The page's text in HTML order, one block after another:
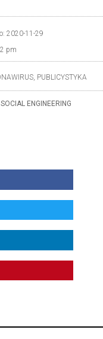
2020-11-29
pm
, PUBLICYSTYKA
SOCIAL ENGINEERING